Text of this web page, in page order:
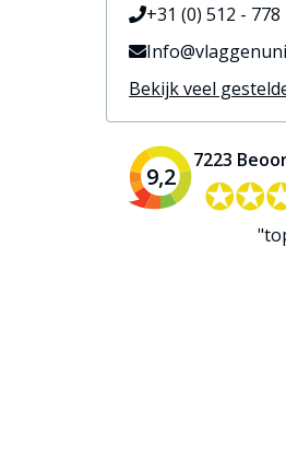
+31 (0) 512 - 778
Bekijk veel
9,2
7223